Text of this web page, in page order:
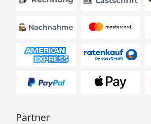
Partner